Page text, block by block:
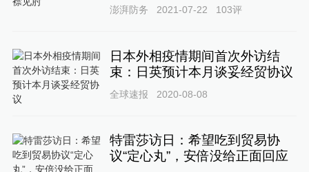
澎湃防务 2021-07-22 103评
日本外相疫情期间首次外访结
束：日英预计本月谈妥经贸协议
全球速报 2020-08-08
特雷莎访日：希望吃到贸易协
议“定心丸”，安倍没给正面回应